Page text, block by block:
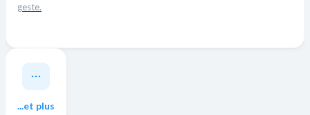
geste.
...et plus